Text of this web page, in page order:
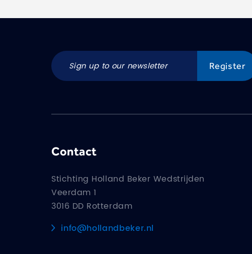
Contact
Stichting Holland Beker Wedstrijden
Veerdam 1
3016 DD Rotterdam
info@hollandbeker.nl